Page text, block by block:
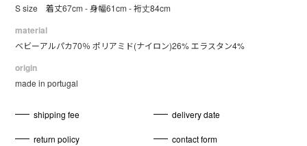
S size 着丈67cm - 身幅61cm - 裄丈84cm
material
ベビーアルパカ70％ ポリアミド(ナイロン)26% エラスタン4%
origin
made in portugal
shipping fee delivery date
return policy contact form